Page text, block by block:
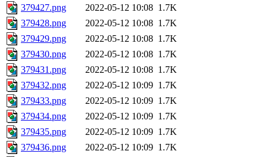
379427.png
2022-05-12 10:08 1.7K
379428.png
2022-05-12 10:08 1.7K
379429.png
2022-05-12 10:08 1.7K
379430.png
2022-05-12 10:08 1.7K
379431.png
2022-05-12 10:08 1.7K
379432.png
2022-05-12 10:09 1.7K
379433.png
2022-05-12 10:09 1.7K
379434.png
2022-05-12 10:09 1.7K
379435.png
2022-05-12 10:09 1.7K
379436.png
2022-05-12 10:09 1.7K